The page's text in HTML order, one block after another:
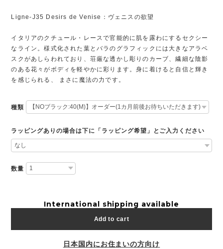
Ligne-J35 Desirs de Venise：ヴェニスの欲望
イタリアのクチュール・レースで官能的に肌を露わにするセクシー
なライン。様式化された葉とバラのグラフィックには大きなアラベ
スクがあしらわれており、荘厳な透かし彫りのカーブ、繊細な陰影
のある花々がボディを軽やかに彩ります。身に着けると自信と輝き
を感じられる、 まさに魔法の力です。
種類
ラッピングありの場合は下に「ラッピング希望」とご入力ください
数量
International shipping available
Add to cart
日本国内にお住まいの方向け